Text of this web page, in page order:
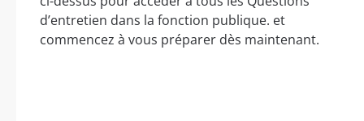
d’entretien dans la fonction publique. et
commencez à vous préparer dès maintenant.